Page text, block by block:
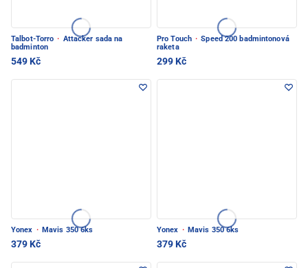
Talbot-Torro · Attacker sada na
badminton
549 Kč
Pro Touch · Speed 200 badmintonová
raketa
299 Kč
Yonex · Mavis 350 6ks
379 Kč
Yonex · Mavis 350 6ks
379 Kč